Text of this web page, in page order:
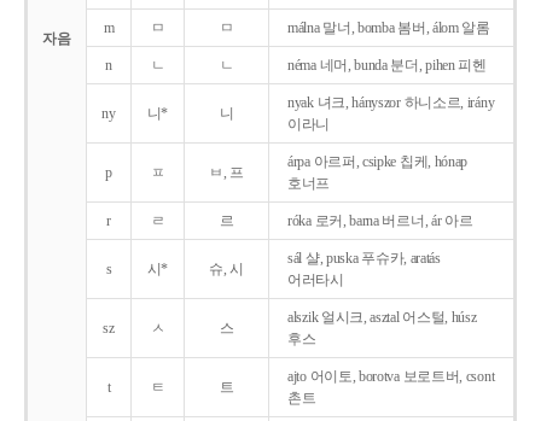
자음
m ㅁ ㅁ málna 말너, bomba 봄버, álom 알롬
n ㄴ ㄴ néma 네머, bunda 분더, pihen 피헨
ny 니* 니
nyak 녀크, hányszor 하니소르, irány
이라니
p ㅍ ㅂ, 프
árpa 아르퍼, csipke 칩케, hónap
호너프
r ㄹ 르 róka 로커, barna 버르너, ár 아르
s 시* 슈, 시
sál 샬, puska 푸슈카, aratás
어러타시
sz ㅅ 스
alszik 얼시크, asztal 어스털, húsz
후스
t ㅌ 트
ajto 어이토, borotva 보로트버, csont
촌트